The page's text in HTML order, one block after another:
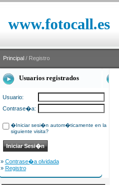
www.fotocall.es
Principal / Registro
Usuarios registrados
Usuario:
Contrase�a:
�Iniciar sesi�n autom�ticamente en la
siguiente visita?
» Contrase�a olvidada
» Registro